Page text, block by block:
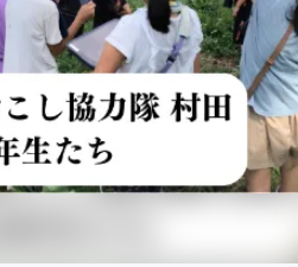
CAMPFIRE for Social Good
CAMPFIREふるさと納税machi-yaコ